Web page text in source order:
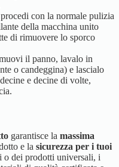
con la normale pulizia
della macchina unito
di rimuovere lo sporco
il panno, lavalo in
o candeggina) e lascialo
e decine di volte,
garantisce la massima
e la sicurezza per i tuoi
o dei prodotti universali, i